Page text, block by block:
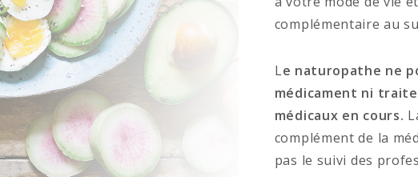
complémentaire au
Le naturopathe ne
médicament ni
médicaux en cours.
complément de la
pas le suivi des